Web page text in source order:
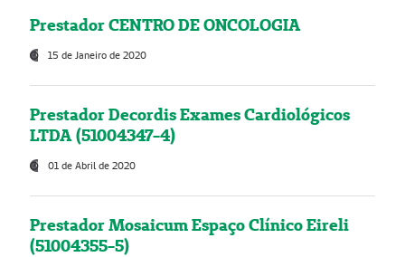
Prestador CENTRO DE ONCOLOGIA
15 de Janeiro de 2020
Prestador Decordis Exames Cardiológicos
LTDA (51004347-4)
01 de Abril de 2020
Prestador Mosaicum Espaço Clínico Eireli
(51004355-5)